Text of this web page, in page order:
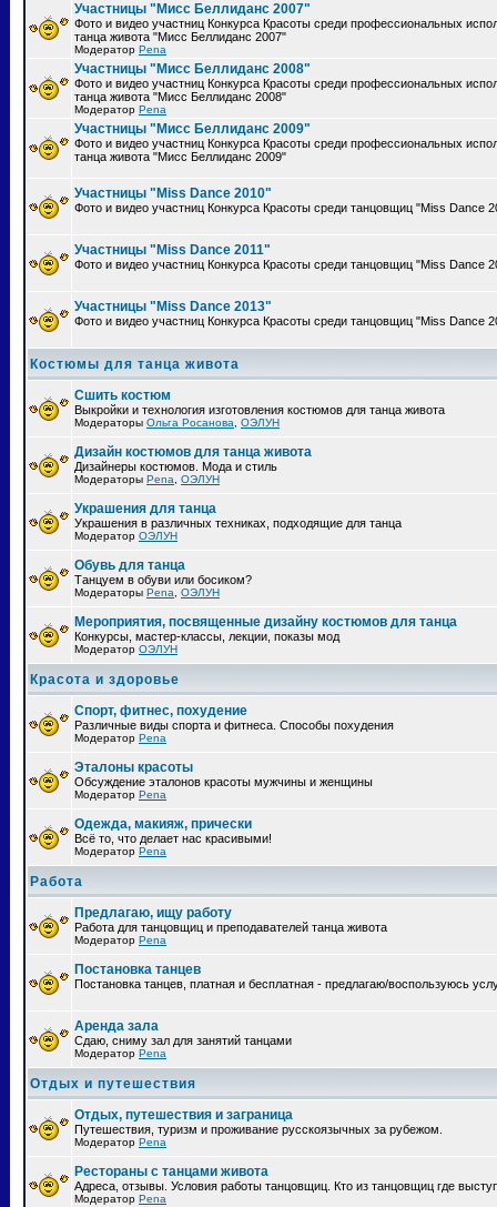
Участницы "Мисс Беллиданс 2007"
Фото и видео участниц Конкурса Красоты среди профессиональных
танца живота "Мисс Беллиданс 2007"
Модератор Pena
Участницы "Мисс Беллиданс 2008"
Фото и видео участниц Конкурса Красоты среди профессиональных
танца живота "Мисс Беллиданс 2008"
Модератор Pena
Участницы "Мисс Беллиданс 2009"
Фото и видео участниц Конкурса Красоты среди профессиональных
танца живота "Мисс Беллиданс 2009"
Участницы "Miss Dance 2010"
Фото и видео участниц Конкурса Красоты среди танцовщиц "Miss Dance
Участницы "Miss Dance 2011"
Фото и видео участниц Конкурса Красоты среди танцовщиц "Miss Dance
Участницы "Miss Dance 2013"
Фото и видео участниц Конкурса Красоты среди танцовщиц "Miss Dance
Костюмы для танца живота
Сшить костюм
Выкройки и технология изготовления костюмов для танца живота
Модераторы Ольга Росанова ОЭЛУН
Дизайн костюмов для танца живота
Дизайнеры костюмов. Мода и стиль
Модераторы Pena ОЭЛУН
Украшения для танца
Украшения в различных техниках, подходящие для танца
Модератор ОЭЛУН
Обувь для танца
Танцуем в обуви или босиком?
Модераторы Pena ОЭЛУН
Мероприятия, посвященные дизайну костюмов для танца
Конкурсы, мастер-классы, лекции, показы мод
Модератор ОЭЛУН
Красота и здоровье
Спорт, фитнес, похудение
Различные виды спорта и фитнеса. Способы похудения
Модератор Pena
Эталоны красоты
Обсуждение эталонов красоты мужчины и женщины
Модератор Pena
Одежда, макияж, прически
Всё то, что делает нас красивыми!
Модератор Pena
Работа
Предлагаю, ищу работу
Работа для танцовщиц и преподавателей танца живота
Модератор Pena
Постановка танцев
Постановка танцев, платная и бесплатная - предлагаю/воспользуюсь
Аренда зала
Сдаю, сниму зал для занятий танцами
Модератор Pena
Отдых и путешествия
Отдых, путешествия и заграница
Путешествия, туризм и проживание русскоязычных за рубежом.
Модератор Pena
Рестораны с танцами живота
Адреса, отзывы. Условия работы танцовщиц. Кто из танцовщиц где
Модератор Pena